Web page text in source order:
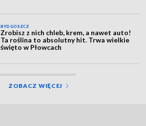
BYDGOSZCZ
Zrobisz z nich chleb, krem, a nawet auto!
Ta roślina to absolutny hit. Trwa wielkie
święto w Płowcach
ZOBACZ WIĘCEJ